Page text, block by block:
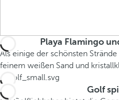
Playa Flamingo
Als einige der schönsten
feinem weißen Sand und
Golf